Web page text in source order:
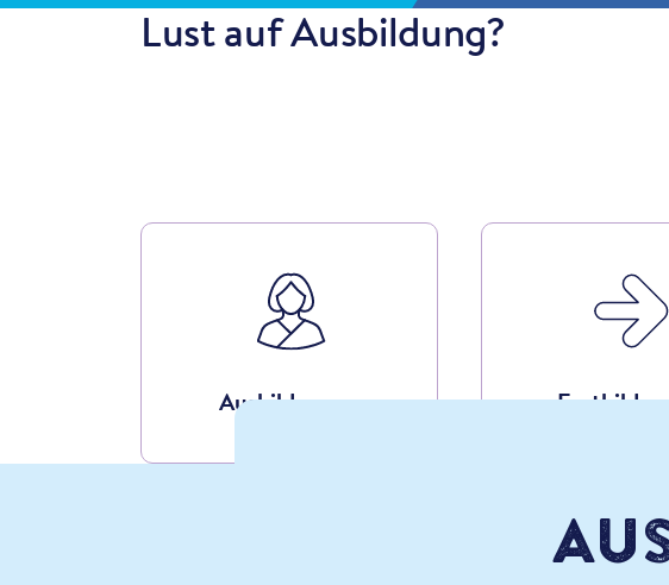
Lust auf Ausbildung?
Ausbildungen